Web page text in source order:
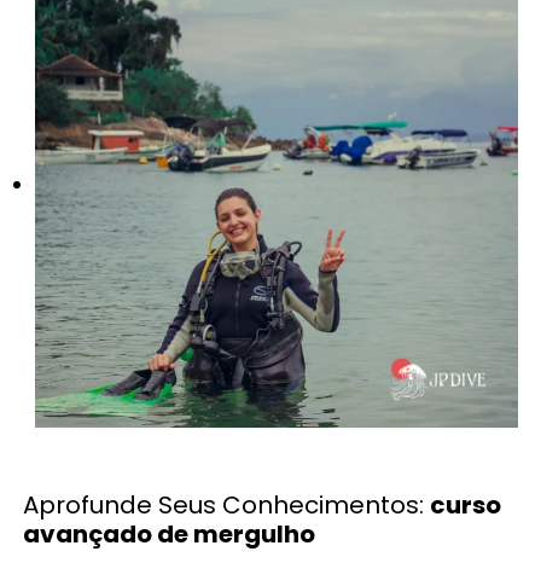
Aprofunde Seus Conhecimentos: curso
avançado de mergulho